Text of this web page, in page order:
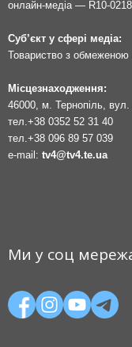
онлайн-медіа — R10-
Суб’єкт у сфері медіа:
Товариство з обмеженою
Місцезнаходження:
46000, м. Тернопіль,
тел.+38 0352 52 31 40
тел.+38 096 89 57 039
e-mail: tv4@tv4.te.ua
Ми у соц